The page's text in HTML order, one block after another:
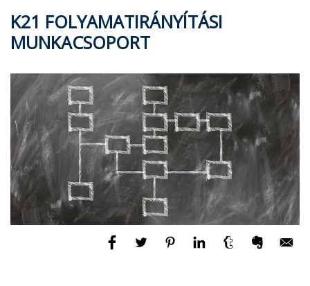
K21 FOLYAMATIRÁNYÍTÁSI
MUNKACSOPORT